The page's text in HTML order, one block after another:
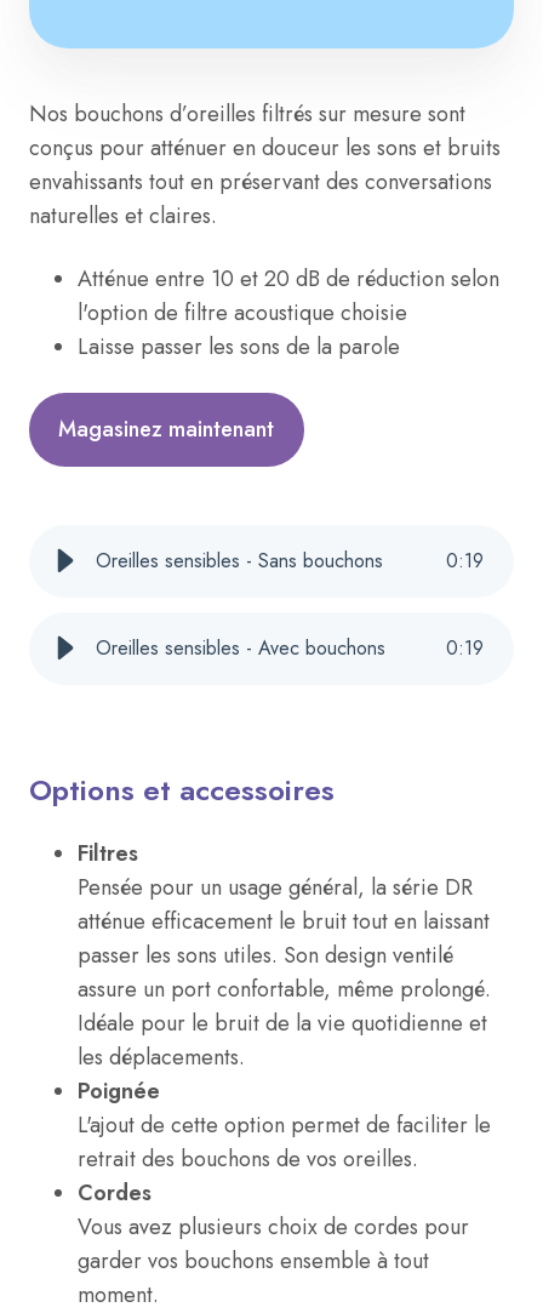
Nos bouchons d’oreilles filtrés sur mesure sont
conçus pour atténuer en douceur les sons et bruits
envahissants tout en préservant des conversations
naturelles et claires.
Atténue entre 10 et 20 dB de réduction selon
l'option de filtre acoustique choisie
Laisse passer les sons de la parole
Magasinez maintenant
Oreilles sensibles - Sans bouchons 0:19
Oreilles sensibles - Avec bouchons 0:19
Options et accessoires
Filtres
Pensée pour un usage général, la série DR
atténue efficacement le bruit tout en laissant
passer les sons utiles. Son design ventilé
assure un port confortable, même prolongé.
Idéale pour le bruit de la vie quotidienne et
les déplacements.
Poignée
L'ajout de cette option permet de faciliter le
retrait des bouchons de vos oreilles.
Cordes
Vous avez plusieurs choix de cordes pour
garder vos bouchons ensemble à tout
moment.